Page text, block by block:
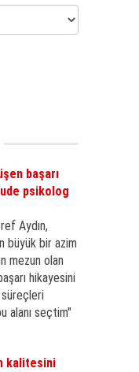
başarı
psikolog
Aydın,
büyük bir azim
mezun olan
hikayesini
süreçleri
alanı seçtim"
kalitesini